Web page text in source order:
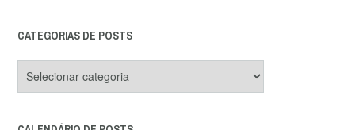
CATEGORIAS DE POSTS
de